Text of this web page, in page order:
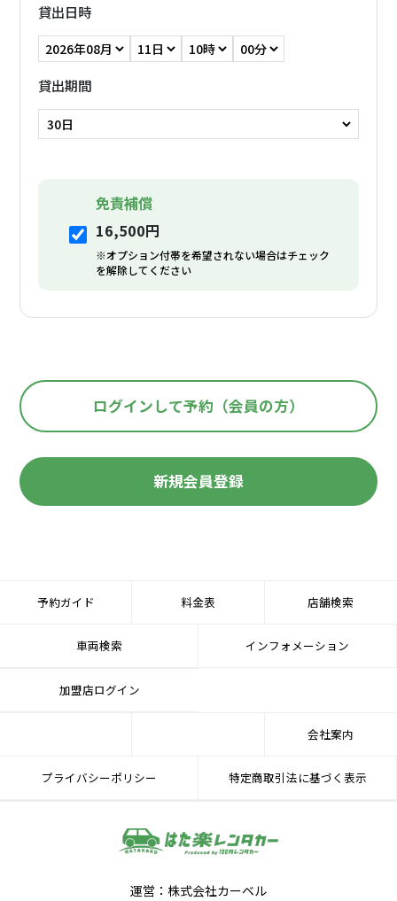
貸出日時
貸出期間
免責補償
16,500円
※オプション付帯を希望されない場合はチェック
を解除してください
予約ガイド 料金表 店舗検索
車両検索 インフォメーション
加盟店ログイン
会社案内
プライバシーポリシー 特定商取引法に基づく表示
運営：株式会社カーベル